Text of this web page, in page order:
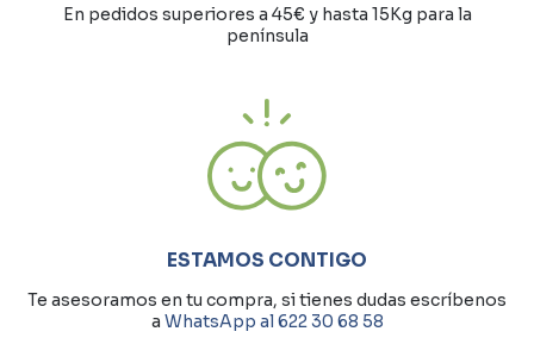
En pedidos superiores a 45€ y hasta 15Kg para la
península
ESTAMOS CONTIGO
Te asesoramos en tu compra, si tienes dudas escríbenos
a WhatsApp al 622 30 68 58